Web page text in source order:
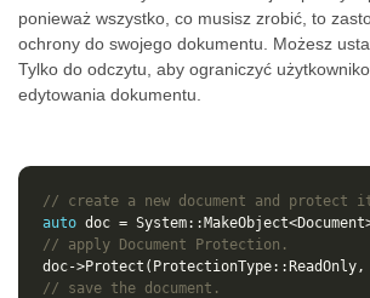
ponieważ wszystko, co musisz zrobić, to
ochrony do swojego dokumentu. Możesz
Tylko do odczytu, aby ograniczyć
edytowania dokumentu.
// create a new document and protect
auto doc = System:: MakeObject<Document
// apply Document Protection.
doc->Protect ( ProtectionType:: ReadOnly,
// save the document.